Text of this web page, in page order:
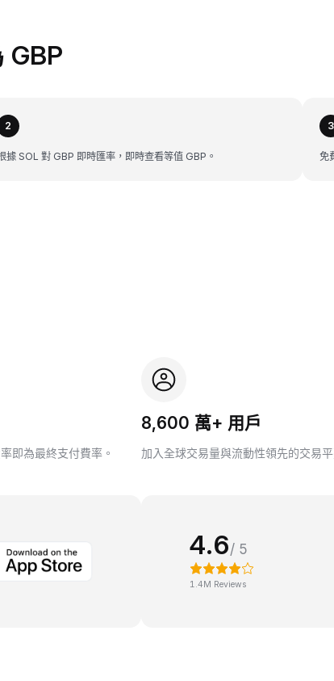
GBP
2
據 SOL 對 GBP 即時匯率，即時查看等值 GBP。
3
免
即為最終支付費率。
8,600 萬+ 用戶
加入全球交易量與流動性領先的交易平
4.6/ 5
1.4M Reviews